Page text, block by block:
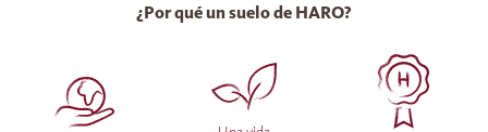
¿Por qué un suelo de HARO?